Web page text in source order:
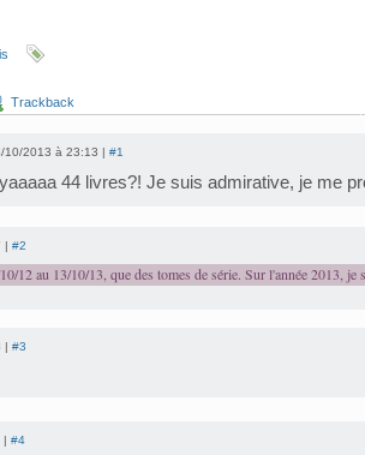
Trackback
10/2013 à 23:13 | #1
44 livres?! Je suis admirative, je me
| #2
12 au 13/10/13, que des tomes de série. Sur l'année 2013, je
| #3
| #4